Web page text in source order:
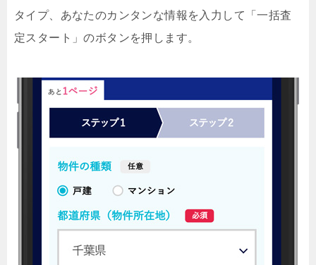
タイプ、あなたのカンタンな情報を入力して「一括査
定スタート」のボタンを押します。